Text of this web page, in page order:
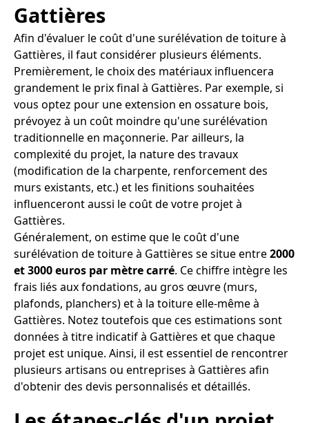
Gattières
Afin d'évaluer le coût d'une surélévation de toiture à
Gattières, il faut considérer plusieurs éléments.
Premièrement, le choix des matériaux influencera
grandement le prix final à Gattières. Par exemple, si
vous optez pour une extension en ossature bois,
prévoyez à un coût moindre qu'une surélévation
traditionnelle en maçonnerie. Par ailleurs, la
complexité du projet, la nature des travaux
(modification de la charpente, renforcement des
murs existants, etc.) et les finitions souhaitées
influenceront aussi le coût de votre projet à
Gattières.
Généralement, on estime que le coût d'une
surélévation de toiture à Gattières se situe entre2000
et 3000 euros par mètre carré. Ce chiffre intègre les
frais liés aux fondations, au gros œuvre (murs,
plafonds, planchers) et à la toiture elle-même à
Gattières. Notez toutefois que ces estimations sont
données à titre indicatif à Gattières et que chaque
projet est unique. Ainsi, il est essentiel de rencontrer
plusieurs artisans ou entreprises à Gattières afin
d'obtenir des devis personnalisés et détaillés.